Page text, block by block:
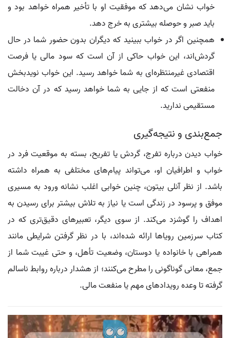
خواب نشان می‌دهد که موفقیت او با تأخیر همراه خواهد بود و
باید صبر و حوصله بیشتری به خرج دهد.
همچنین اگر در خواب ببینید که دیگران بدون حضور شما در حال
گردش‌اند، این خواب حاکی از آن است که سود مالی یا فرصت
اقتصادی غیرمنتظره‌ای به شما خواهد رسید. این خواب نویدبخش
منفعتی است که از جایی به شما خواهد رسید که در آن دخالت
مستقیمی ندارید.
جمع‌بندی و نتیجه‌گیری
خواب دیدن درباره تفرج، گردش یا تفریح، بسته به موقعیت فرد در
خواب و اطرافیان او، می‌تواند پیام‌های مختلفی به همراه داشته
باشد. از نظر آنلی بیتون، چنین خوابی اغلب نشانه ورود به مسیری
موفق و پرسود در زندگی است یا نیاز به تلاش بیشتر برای رسیدن به
اهداف را گوشزد می‌کند. از سوی دیگر، تعبیرهای دقیق‌تری که در
کتاب سرزمین رویاها ارائه شده‌اند، با در نظر گرفتن شرایطی مانند
همراهی با خانواده یا دوستان، وضعیت تأهل، و حتی غیبت شما از
جمع، معانی گوناگونی را مطرح می‌کنند؛ از هشدار درباره روابط ناسالم
گرفته تا وعده رویدادهای مهم یا منفعت مالی.